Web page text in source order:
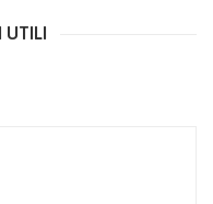
UTILI